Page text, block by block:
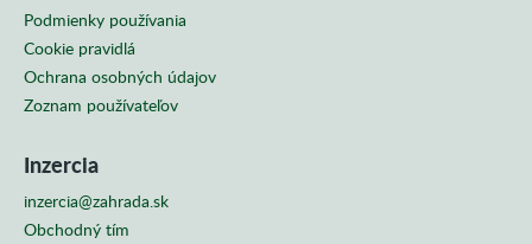
Podmienky používania
Cookie pravidlá
Ochrana osobných údajov
Zoznam používateľov
Inzercia
inzercia@zahrada.sk
Obchodný tím